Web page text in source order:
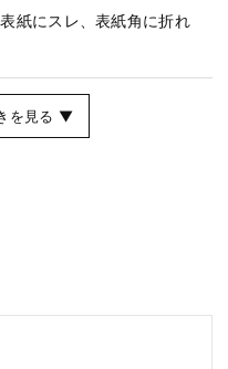
紙にスレ、表紙角に折れ
を見る ▼